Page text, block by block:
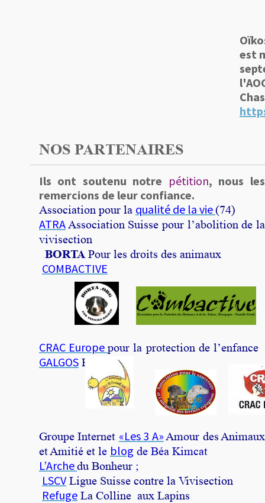
est
NOS PARTENAIRES
Ils ont soutenu notre pétition, nous les
remercions de leur confiance.
Association pour la qualité de la vie(74)
ATRAAssociation Suisse pour l’abolition de la
vivisection
BORTAPour les droits des animaux
COMBACTIVE
CRAC Europepour la protection de l’enfance
GALGOS France
Groupe Internet «Les 3 A»Amour des Animaux
et Amitié et le blog de Béa Kimcat
L’Archedu Bonheur ;
LSCVLigue Suisse contre la Vivisection
Refuge La Colline aux Lapins